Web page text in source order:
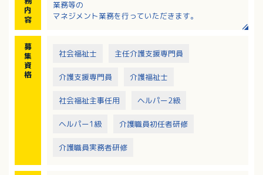
内
容
業務等の
マネジメント業務を行っていただきます。
募
集
資
格
社会福祉士 主任介護支援専門員
介護支援専門員 介護福祉士
社会福祉主事任用 ヘルパー2級
ヘルパー1級 介護職員初任者研修
介護職員実務者研修